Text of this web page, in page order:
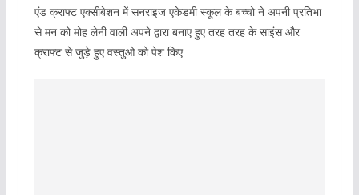
एंड क्राफ्ट एक्सीबेशन में सनराइज एकेडमी स्कूल के बच्चो ने अपनी प्रतिभा
से मन को मोह लेनी वाली अपने द्वारा बनाए हुए तरह तरह के साइंस और
क्राफ्ट से जुड़े हुए वस्तुओ को पेश किए